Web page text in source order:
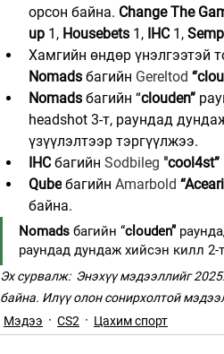
орсон байна. Change The
up 1, Housebets 1, IHC 1,
Хамгийн өндөр үнэлгээтэй
Nomads багийн Gereltod
Nomads багийн “clouden”
headshot 3-т, раундад
үзүүлэлтээр тэргүүлжээ.
IHC багийн Sodbileg "cool4st”
Qube багийн Amarbold
байна.
Nomads багийн “clouden”
раундад дундаж хийсэн килл 2-
Эх сурвалж:  Энэхүү мэдээллийг
байна. Илүү олон сонирхолтой
Мэдээ
CS2 Цахим спорт